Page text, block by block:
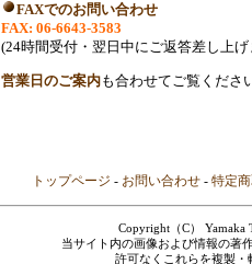
FAXでのお問い合わせ
FAX: 06-6643-3583
(24時間受付・翌日中にご返答差し上げ
営業日のご案内も合わせてご覧くださ
トップページ - お問い合わせ - 特定
Copyright（C） Yamaka
当サイト内の画像および情報の著
許可なくこれらを複製・